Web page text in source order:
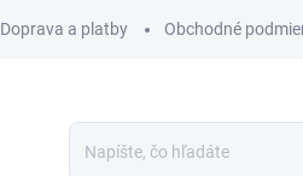
Doprava a platby Obchodné